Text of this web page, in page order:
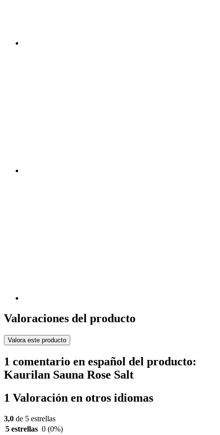
Valoraciones del producto
Valora este producto
1 comentario en español del producto:
Kaurilan Sauna Rose Salt
1 Valoración en otros idiomas
3,0 de 5 estrellas
5 estrellas 0 (0%)